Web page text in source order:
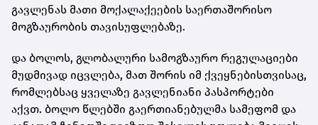
გავლენას მათი მოქალაქეების საერთაშორისო
მოგზაურობის თავისუფლებაზე.
და ბოლოს, გლობალური სამოგზაურო რეგულაციები
მუდმივად იცვლება, მათ შორის იმ ქვეყნებისთვისაც,
რომლებსაც ყველაზე გავლენიანი პასპორტები
აქვთ. ბოლო წლებში გაერთიანებულმა სამეფომ და